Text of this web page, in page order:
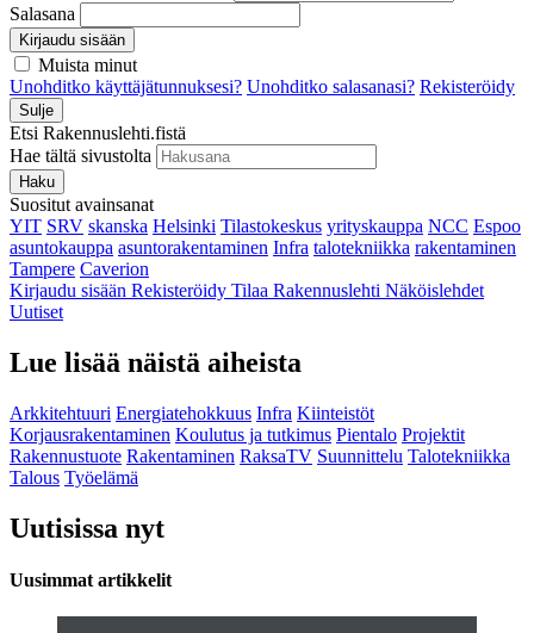
Salasana
Kirjaudu sisään
Muista minut
Unohditko käyttäjätunnuksesi? Unohditko salasanasi? Rekisteröidy
Sulje
Etsi Rakennuslehti.fistä
Hae tältä sivustolta
Haku
Suositut avainsanat
YIT SRV skanska Helsinki Tilastokeskus yrityskauppa NCC Espoo
asuntokauppa asuntorakentaminen Infra talotekniikka rakentaminen
Tampere Caverion
Kirjaudu sisään Rekisteröidy Tilaa Rakennuslehti Näköislehdet
Uutiset
Lue lisää näistä aiheista
Arkkitehtuuri Energiatehokkuus Infra Kiinteistöt
Korjausrakentaminen Koulutus ja tutkimus Pientalo Projektit
Rakennustuote Rakentaminen RaksaTV Suunnittelu Talotekniikka
Talous Työelämä
Uutisissa nyt
Uusimmat artikkelit